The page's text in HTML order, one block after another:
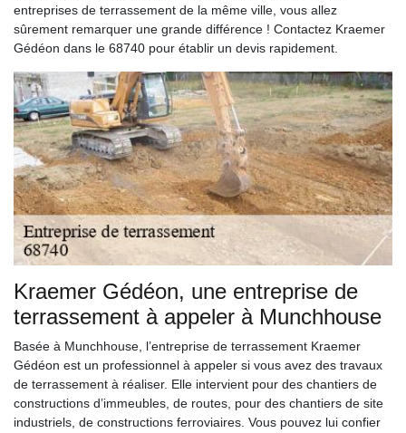
entreprises de terrassement de la même ville, vous allez
sûrement remarquer une grande différence ! Contactez Kraemer
Gédéon dans le 68740 pour établir un devis rapidement.
Kraemer Gédéon, une entreprise de
terrassement à appeler à Munchhouse
Basée à Munchhouse, l’entreprise de terrassement Kraemer
Gédéon est un professionnel à appeler si vous avez des travaux
de terrassement à réaliser. Elle intervient pour des chantiers de
constructions d’immeubles, de routes, pour des chantiers de site
industriels, de constructions ferroviaires. Vous pouvez lui confier